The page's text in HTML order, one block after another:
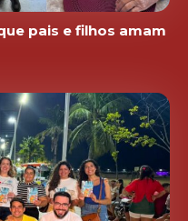
pais e filhos amam